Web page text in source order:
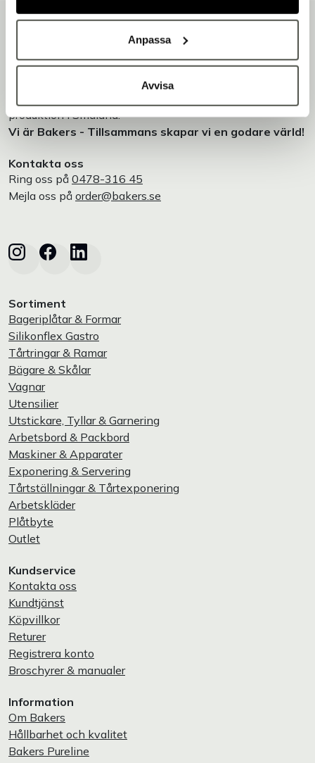
Anpassa
Avvisa
Bakers är en helhetsleverantör av professionell
produktion i Småland.
Vi är Bakers - Tillsammans skapar vi en godare värld!
Kontakta oss
Ring oss på 0478-316 45
Mejla oss på order@bakers.se
Sortiment
Bageriplåtar & Formar
Silikonflex Gastro
Tårtringar & Ramar
Bägare & Skålar
Vagnar
Utensilier
Utstickare, Tyllar & Garnering
Arbetsbord & Packbord
Maskiner & Apparater
Exponering & Servering
Tårtställningar & Tårtexponering
Arbetskläder
Plåtbyte
Outlet
Kundservice
Kontakta oss
Kundtjänst
Köpvillkor
Returer
Registrera konto
Broschyrer & manualer
Information
Om Bakers
Hållbarhet och kvalitet
Bakers Pureline